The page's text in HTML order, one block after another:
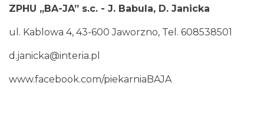
ZPHU „BA-JA” s.c. - J. Babula, D. Janicka
ul. Kablowa 4, 43-600 Jaworzno, Tel. 608538501
d.janicka@interia.pl
www.facebook.com/piekarniaBAJA